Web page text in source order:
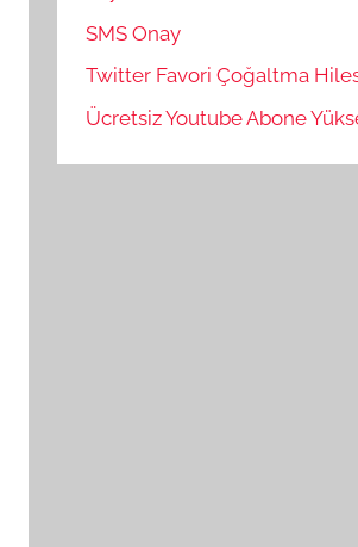
SMS Onay
Twitter Favori Çoğaltma
Ücretsiz Youtube Abone